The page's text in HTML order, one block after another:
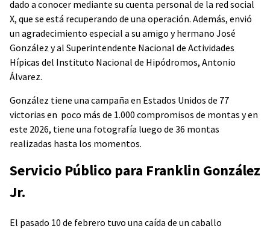
dado a conocer mediante su cuenta personal de la red social
X, que se está recuperando de una operación. Además, envió
un agradecimiento especial a su amigo y hermano José
González y al Superintendente Nacional de Actividades
Hípicas del Instituto Nacional de Hipódromos, Antonio
Álvarez.
González tiene una campaña en Estados Unidos de 77
victorias en poco más de 1.000 compromisos de montas y en
este 2026, tiene una fotografía luego de 36 montas
realizadas hasta los momentos.
Servicio Público para Franklin González
Jr.
El pasado 10 de febrero tuvo una caída de un caballo